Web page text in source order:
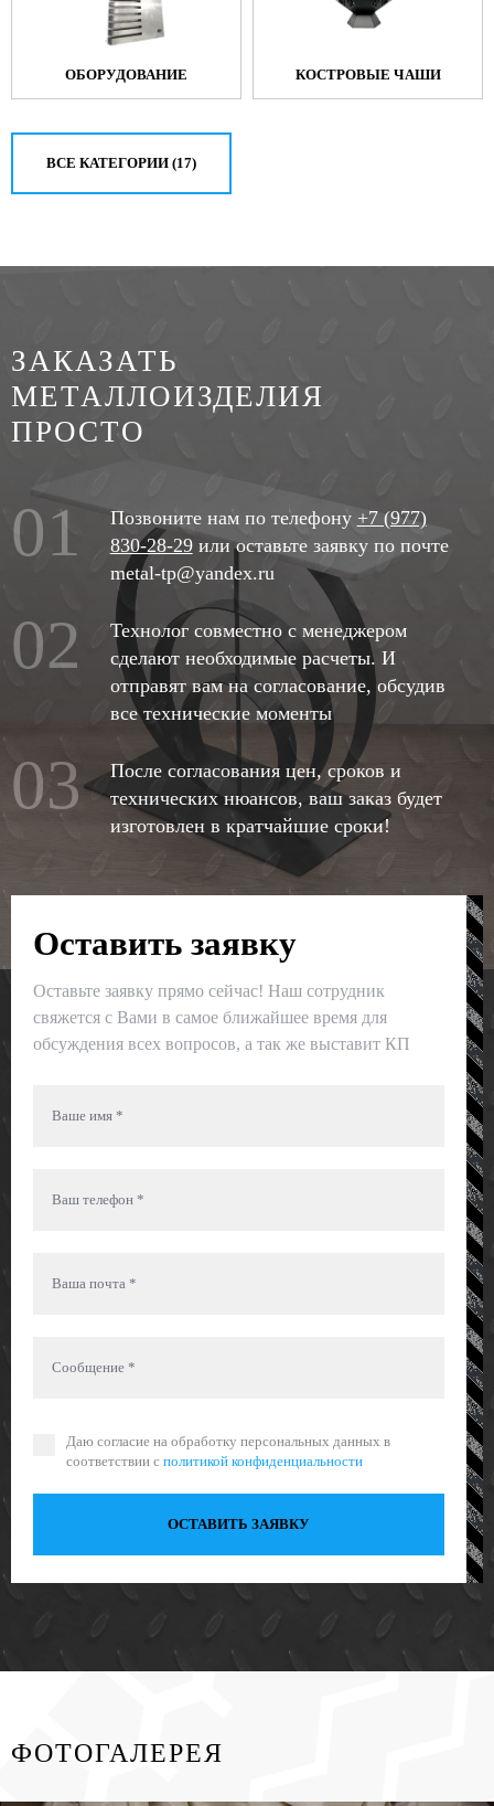
ОБОРУДОВАНИЕ КОСТРОВЫЕ ЧАШИ
ВСЕ КАТЕГОРИИ (17)
ЗАКАЗАТЬ
МЕТАЛЛОИЗДЕЛИЯ
ПРОСТО
01 Позвоните нам по телефону +7 (977)
830-28-29или оставьте заявку по почте
metal-tp@yandex.ru
02
Технолог совместно с менеджером
сделают необходимые расчеты. И
отправят вам на согласование, обсудив
все технические моменты
03
После согласования цен, сроков и
технических нюансов, ваш заказ будет
изготовлен в кратчайшие сроки!
Оставить заявку
Оставьте заявку прямо сейчас! Наш сотрудник
свяжется с Вами в самое ближайшее время для
обсуждения всех вопросов, а так же выставит КП
Даю согласие на обработку персональных данных в
соответствии с политикой конфиденциальности
ОСТАВИТЬ ЗАЯВКУ
ФОТОГАЛЕРЕЯ